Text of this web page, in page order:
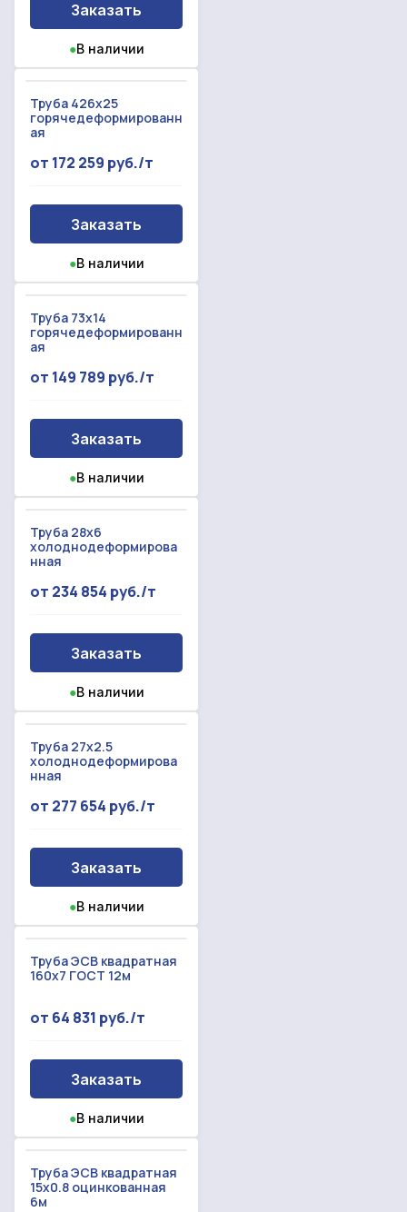
Заказать
●В наличии
Труба 426x25
горячедеформированн
ая
от 172 259 руб./т
Заказать
●В наличии
Труба 73x14
горячедеформированн
ая
от 149 789 руб./т
Заказать
●В наличии
Труба 28x6
холоднодеформирова
нная
от 234 854 руб./т
Заказать
●В наличии
Труба 27x2.5
холоднодеформирова
нная
от 277 654 руб./т
Заказать
●В наличии
Труба ЭСВ квадратная
160х7 ГОСТ 12м
от 64 831 руб./т
Заказать
●В наличии
Труба ЭСВ квадратная
15x0.8 оцинкованная
6м